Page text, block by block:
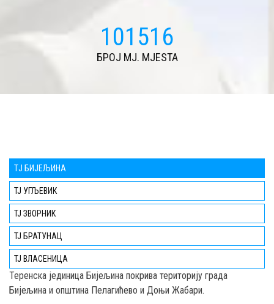
110051
БРОЈ MJ. MJESTA
TЈ БИЈЕЉИНА
ТЈ УГЉЕВИК
ТЈ ЗВОРНИК
ТЈ БРАТУНАЦ
ТЈ ВЛАСЕНИЦА
Teренска јединица Бијељина покрива територију града
Бијељина и општина Пелагићево и Доњи Жабари.